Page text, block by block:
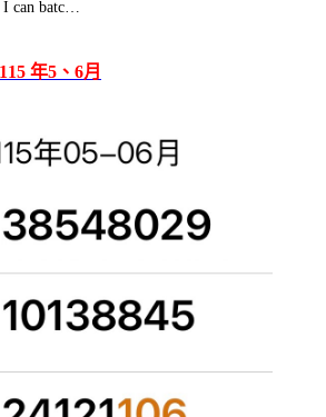
can batc…
年5、6月